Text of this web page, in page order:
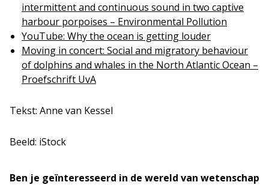
intermittent and continuous sound in two captive
harbour porpoises – Environmental Pollution
YouTube: Why the ocean is getting louder
Moving in concert: Social and migratory behaviour
of dolphins and whales in the North Atlantic Ocean –
Proefschrift UvA
Tekst: Anne van Kessel
Beeld: iStock
Ben je geïnteresseerd in de wereld van wetenschap